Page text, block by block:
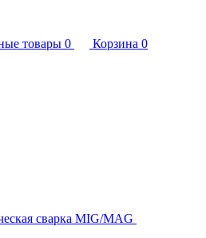
товары 0 Корзина 0
сварка MIG/MAG